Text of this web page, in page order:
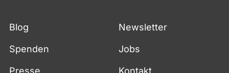
Blog Newsletter
Spenden Jobs
Presse Kontakt